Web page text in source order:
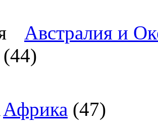
Австралия и
(44)
Африка (47)